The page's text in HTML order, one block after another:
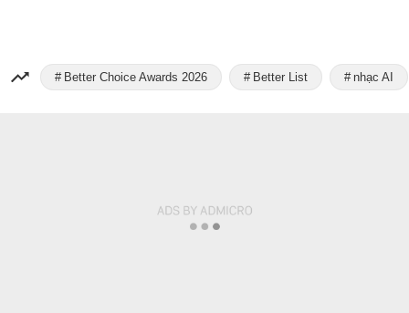
Better Choice Awards 2026 Better List nhạc AI